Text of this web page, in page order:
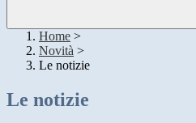
Home >
Novità >
Le notizie
Le notizie